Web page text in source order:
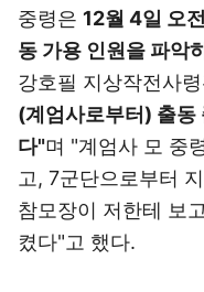
중령은 12월 4일 오
동 가용 인원을 파악
강호필 지상작전사령
(계엄사로부터) 출동
다"며 "계엄사 모 중
고, 7군단으로부터
참모장이 저한테 보
켰다"고 했다.